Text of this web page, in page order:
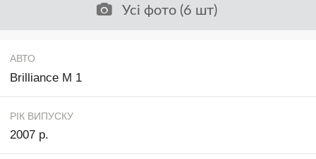
Усі фото (6 шт)
АВТО
Brilliance M 1
РІК ВИПУСКУ
2007 р.